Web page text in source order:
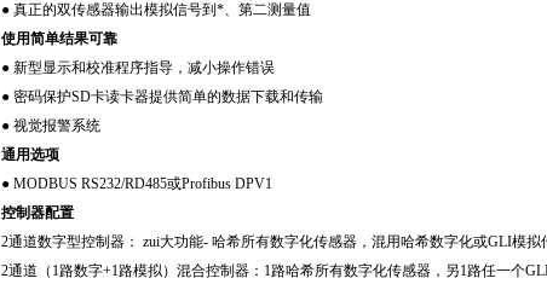
● 真正的双传感器输出模拟信号到*、第二测量值
使用简单结果可靠
● 新型显示和校准程序指导，减小操作错误
● 密码保护SD卡读卡器提供简单的数据下载和传输
● 视觉报警系统
通用选项
● MODBUS RS232/RD485或Profibus DPV1
控制器配置
2通道数字型控制器： zui大功能- 哈希所有数字化传感器，混用哈希数字化或GLI模拟
2通道（1路数字+1路模拟）混合控制器：1路哈希所有数字化传感器，另1路任一个